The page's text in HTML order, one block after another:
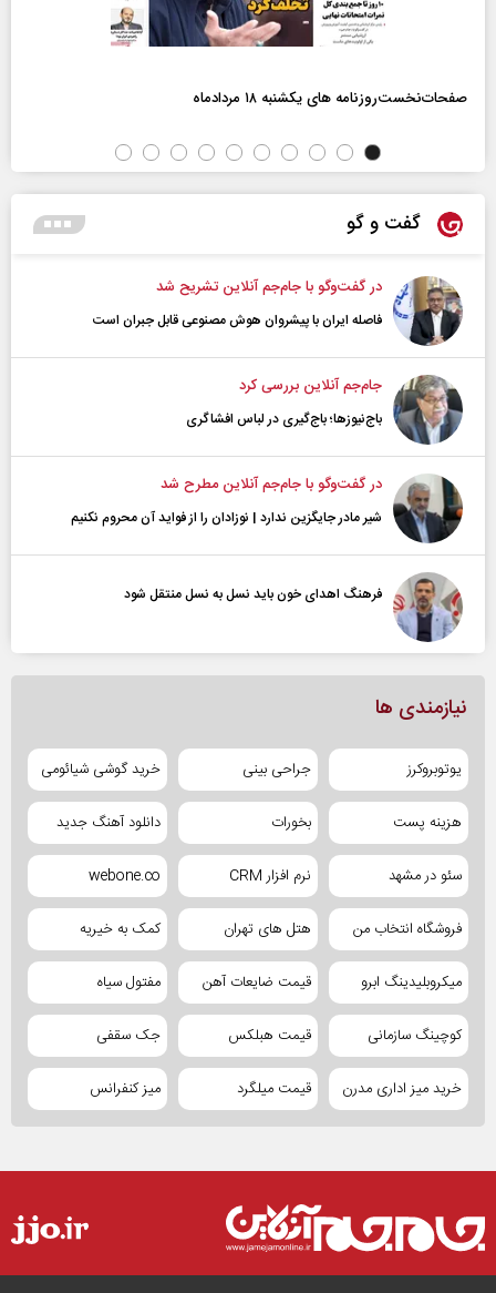
صفحات‌نخست‌روزنامه ها‌ی یکشنبه ۱۸ مردادماه
گفت و گو
در گفت‌و‌گو با جام‌جم آنلاین تشریح شد
فاصله ایران با پیشرو‌ان هوش مصنوعی قابل جبران است
جام‌جم آنلاین بررسی کرد
باج‌نیوزها؛ باج‌گیری در لباس افشاگری
در گفت‌و‌گو با جام‌جم آنلاین مطرح شد
شیر مادر جایگزین ندارد | نوزادان را از فواید آن محروم نکنیم
فرهنگ اهدای خون باید نسل به نسل منتقل شود
نیازمندی ها
یوتوبروکرز جراحی بینی خرید گوشی شیائومی
هزینه پست بخورات دانلود آهنگ جدید
سئو در مشهد نرم افزار CRM webone.co
فروشگاه انتخاب من هتل های تهران کمک به خیریه
میکروبلیدینگ ابرو قیمت ضایعات آهن مفتول سیاه
کوچینگ سازمانی قیمت هبلکس جک سقفی
خرید میز اداری مدرن قیمت میلگرد میز کنفرانس